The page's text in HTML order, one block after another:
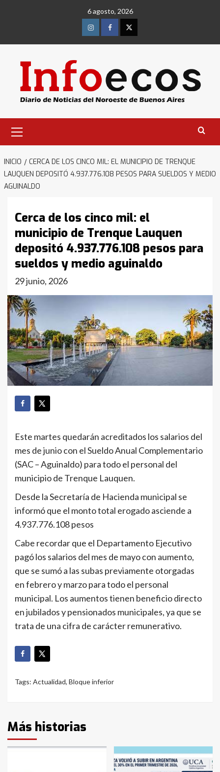
6 agosto, 2026
InstagramFacebookTwitter
primario
INICIO
CERCA DE LOS CINCO MIL: EL MUNICIPIO DE TRENQUE
LAUQUEN DEPOSITÓ 4.937.776.108 PESOS PARA SUELDOS Y MEDIO
AGUINALDO
Cerca de los cinco mil: el
municipio de Trenque Lauquen
depositó 4.937.776.108 pesos para
sueldos y medio aguinaldo
29 junio, 2026
Este martes quedarán acreditados los salarios del
mes de junio con el Sueldo Anual Complementario
(SAC – Aguinaldo) para todo el personal del
municipio de Trenque Lauquen.
Desde la Secretaría de Hacienda municipal se
informó que el monto total erogado asciende a
4.937.776.108 pesos
Cabe recordar que el Departamento Ejecutivo
pagó los salarios del mes de mayo con aumento,
que se sumó a las subas previamente otorgadas
en febrero y marzo para todo el personal
municipal. Los aumentos tienen beneficio directo
en jubilados y pensionados municipales, ya que se
trata de una cifra de carácter remunerativo.
Tags: Actualidad, Bloque inferior
Más historias